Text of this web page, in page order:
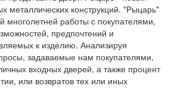
дверей Некст
дверей Техно
Верда
Дворецкий
металлических конструкций. "Рыцарь"
многолетней работы с покупателями,
предпочтений и
к изделию. Анализируя
задаваемые нам покупателями,
входных дверей, а также процент
или возвратов тех или иных